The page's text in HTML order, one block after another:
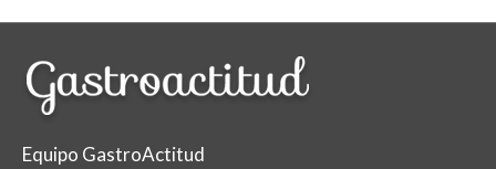
Equipo GastroActitud